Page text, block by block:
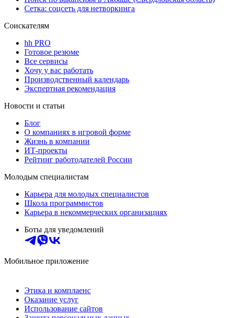
Сетка: соцсеть для нетворкинга
Соискателям
hh PRO
Готовое резюме
Все сервисы
Хочу у вас работать
Производственный календарь
Экспертная рекомендация
Новости и статьи
Блог
О компаниях в игровой форме
Жизнь в компании
ИТ-проекты
Рейтинг работодателей России
Молодым специалистам
Карьера для молодых специалистов
Школа программистов
Карьера в некоммерческих организациях
Боты для уведомлений
Мобильное приложение
Этика и комплаенс
Оказание услуг
Использование сайтов